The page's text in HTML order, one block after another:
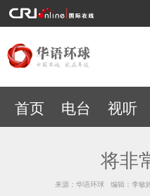
首页 电台 视听
将非
来源：华语环球 编辑：李敏